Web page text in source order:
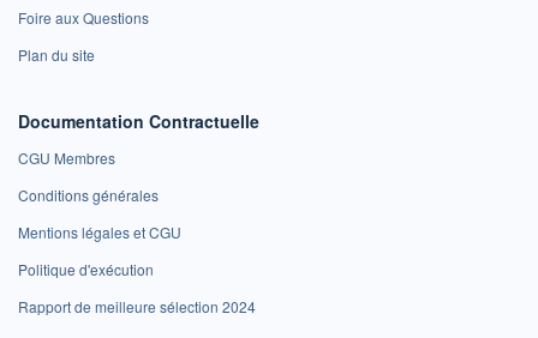
Foire aux Questions
Plan du site
Documentation Contractuelle
CGU Membres
Conditions générales
Mentions légales et CGU
Politique d'exécution
Rapport de meilleure sélection 2024